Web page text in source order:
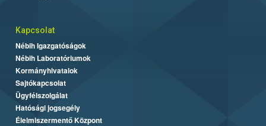
Kapcsolat
Nébih Igazgatóságok
Nébih Laboratóriumok
Kormányhivatalok
Sajtókapcsolat
Ügyfélszolgálat
Hatósági jogsegély
Élelmiszermentő Központ